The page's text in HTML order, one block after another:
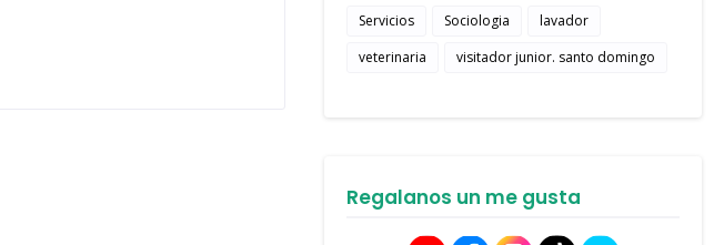
Servicios
Sociologia
lavador
veterinaria
visitador junior. santo domingo
Regalanos un me gusta